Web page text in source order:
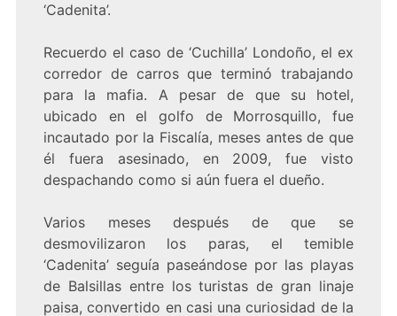
‘Cadenita’.
Recuerdo el caso de ‘Cuchilla’ Londoño, el ex
corredor de carros que terminó trabajando
para la mafia. A pesar de que su hotel,
ubicado en el golfo de Morrosquillo, fue
incautado por la Fiscalía, meses antes de que
él fuera asesinado, en 2009, fue visto
despachando como si aún fuera el dueño.
Varios meses después de que se
desmovilizaron los paras, el temible
‘Cadenita’ seguía paseándose por las playas
de Balsillas entre los turistas de gran linaje
paisa, convertido en casi una curiosidad de la